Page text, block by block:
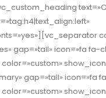
gap=»tall» icon=»fa fa-
gap=»tall» icon=»fa